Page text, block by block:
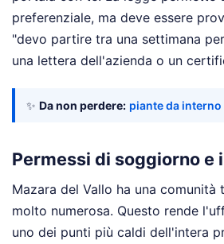
preferenziale, ma deve essere
"devo partire tra una settimana
una lettera dell'azienda o un
✨ Da non perdere: piante da
Permessi di soggiorno e
Mazara del Vallo ha una comunità
molto numerosa. Questo rende
uno dei punti più caldi dell'intera